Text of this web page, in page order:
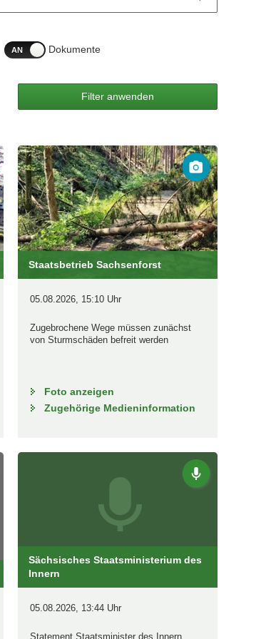
Dokumente
Staatsbetrieb Sachsenforst
05.08.2026, 15:10 Uhr
Zugebrochene Wege müssen zunächst
von Sturmschäden befreit werden
Foto anzeigen
Zugehörige Medieninformation
Sächsisches Staatsministerium des
Innern
05.08.2026, 13:44 Uhr
Statement Staatsminister des Innern